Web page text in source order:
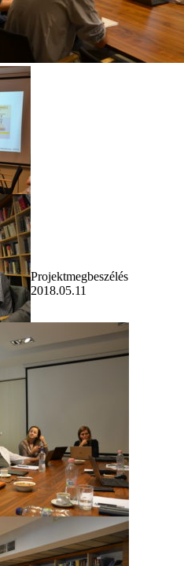
Projektmegbeszélés
2018.05.11